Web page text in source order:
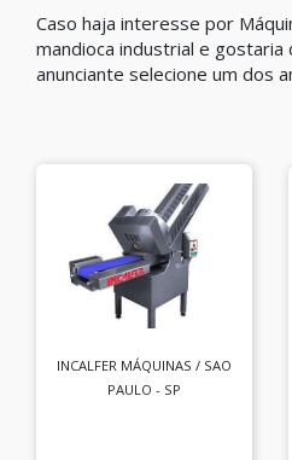
Caso haja interesse por
mandioca industrial e
anunciante selecione um dos
INCALFER MÁQUINAS / SAO
PAULO - SP